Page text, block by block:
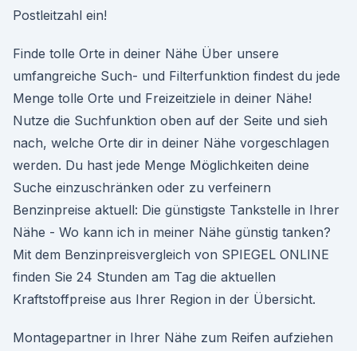
Postleitzahl ein!
Finde tolle Orte in deiner Nähe Über unsere
umfangreiche Such- und Filterfunktion findest du jede
Menge tolle Orte und Freizeitziele in deiner Nähe!
Nutze die Suchfunktion oben auf der Seite und sieh
nach, welche Orte dir in deiner Nähe vorgeschlagen
werden. Du hast jede Menge Möglichkeiten deine
Suche einzuschränken oder zu verfeinern
Benzinpreise aktuell: Die günstigste Tankstelle in Ihrer
Nähe - Wo kann ich in meiner Nähe günstig tanken?
Mit dem Benzinpreisvergleich von SPIEGEL ONLINE
finden Sie 24 Stunden am Tag die aktuellen
Kraftstoffpreise aus Ihrer Region in der Übersicht.
Montagepartner in Ihrer Nähe zum Reifen aufziehen